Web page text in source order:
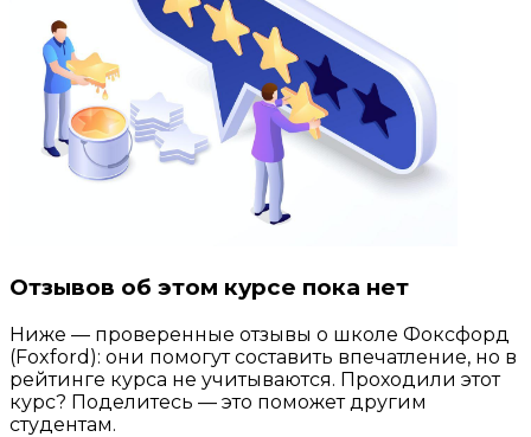
Отзывов об этом курсе пока нет
Ниже — проверенные отзывы о школе Фоксфорд
(Foxford): они помогут составить впечатление, но в
рейтинге курса не учитываются. Проходили этот
курс? Поделитесь — это поможет другим
студентам.